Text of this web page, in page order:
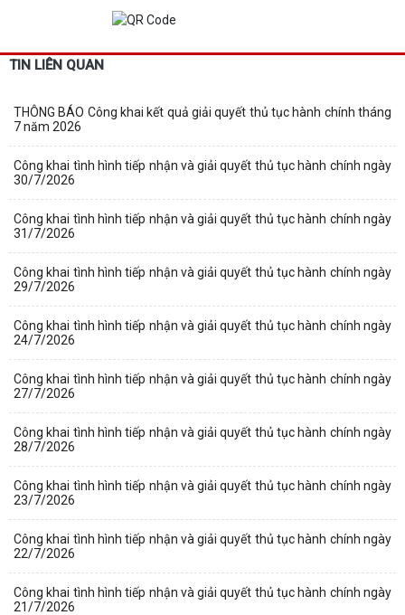
TIN LIÊN QUAN
THÔNG BÁO Công khai kết quả giải quyết thủ tục hành chính tháng
7 năm 2026
Công khai tình hình tiếp nhận và giải quyết thủ tục hành chính ngày
30/7/2026
Công khai tình hình tiếp nhận và giải quyết thủ tục hành chính ngày
31/7/2026
Công khai tình hình tiếp nhận và giải quyết thủ tục hành chính ngày
29/7/2026
Công khai tình hình tiếp nhận và giải quyết thủ tục hành chính ngày
24/7/2026
Công khai tình hình tiếp nhận và giải quyết thủ tục hành chính ngày
27/7/2026
Công khai tình hình tiếp nhận và giải quyết thủ tục hành chính ngày
28/7/2026
Công khai tình hình tiếp nhận và giải quyết thủ tục hành chính ngày
23/7/2026
Công khai tình hình tiếp nhận và giải quyết thủ tục hành chính ngày
22/7/2026
Công khai tình hình tiếp nhận và giải quyết thủ tục hành chính ngày
21/7/2026